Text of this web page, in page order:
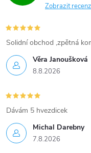
Zobrazit
Věra Janoušková
8.8.2026
Solidní obchod ,zpětná
Michal Darebny
7.8.2026
Dávám 5 hvezdicek